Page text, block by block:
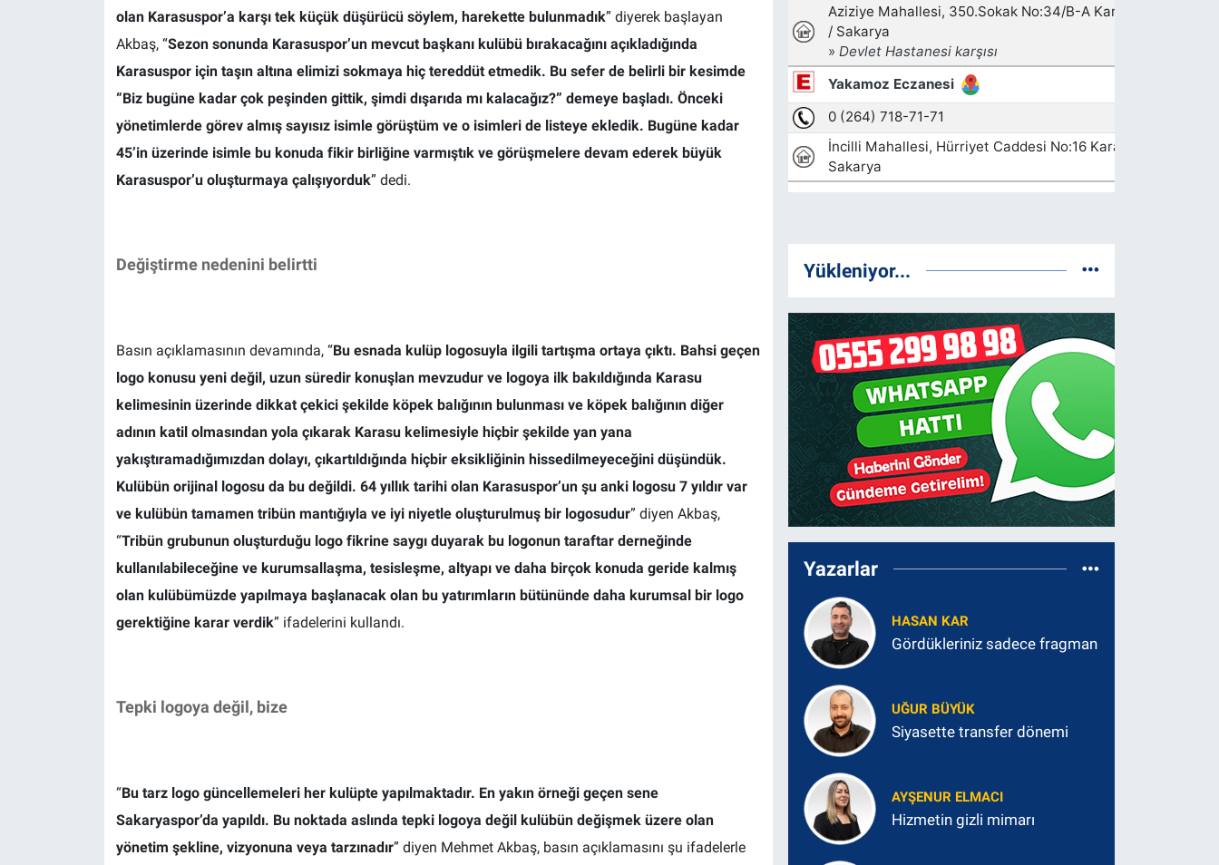
olan Karasuspor’a karşı tek küçük düşürücü söylem, harekette bulunmadık” diyerek başlayan
Akbaş, “Sezon sonunda Karasuspor’un mevcut başkanı kulübü bırakacağını açıkladığında
Karasuspor için taşın altına elimizi sokmaya hiç tereddüt etmedik. Bu sefer de belirli bir kesimde
“Biz bugüne kadar çok peşinden gittik, şimdi dışarıda mı kalacağız?” demeye başladı. Önceki
yönetimlerde görev almış sayısız isimle görüştüm ve o isimleri de listeye ekledik. Bugüne kadar
45’in üzerinde isimle bu konuda fikir birliğine varmıştık ve görüşmelere devam ederek büyük
Karasuspor’u oluşturmaya çalışıyorduk” dedi.
Değiştirme nedenini belirtti
Basın açıklamasının devamında, “Bu esnada kulüp logosuyla ilgili tartışma ortaya çıktı. Bahsi geçen
logo konusu yeni değil, uzun süredir konuşlan mevzudur ve logoya ilk bakıldığında Karasu
kelimesinin üzerinde dikkat çekici şekilde köpek balığının bulunması ve köpek balığının diğer
adının katil olmasından yola çıkarak Karasu kelimesiyle hiçbir şekilde yan yana
yakıştıramadığımızdan dolayı, çıkartıldığında hiçbir eksikliğinin hissedilmeyeceğini düşündük.
Kulübün orijinal logosu da bu değildi. 64 yıllık tarihi olan Karasuspor’un şu anki logosu 7 yıldır var
ve kulübün tamamen tribün mantığıyla ve iyi niyetle oluşturulmuş bir logosudur” diyen Akbaş,
“Tribün grubunun oluşturduğu logo fikrine saygı duyarak bu logonun taraftar derneğinde
kullanılabileceğine ve kurumsallaşma, tesisleşme, altyapı ve daha birçok konuda geride kalmış
olan kulübümüzde yapılmaya başlanacak olan bu yatırımların bütününde daha kurumsal bir logo
gerektiğine karar verdik” ifadelerini kullandı.
Tepki logoya değil, bize
“Bu tarz logo güncellemeleri her kulüpte yapılmaktadır. En yakın örneği geçen sene
Sakaryaspor’da yapıldı. Bu noktada aslında tepki logoya değil kulübün değişmek üzere olan
yönetim şekline, vizyonuna veya tarzınadır” diyen Mehmet Akbaş, basın açıklamasını şu ifadelerle
Yükleniyor...
Yazarlar
HASAN KAR
Gördükleriniz sadece fragman
UĞUR BÜYÜK
Siyasette transfer dönemi
AYŞENUR ELMACI
Hizmetin gizli mimarı